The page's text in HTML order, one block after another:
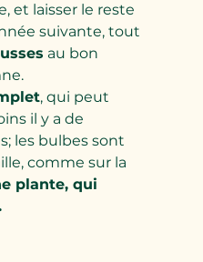
et laisser le reste
suivante, tout
au bon
, qui peut
il y a de
les bulbes sont
comme sur la
plante, qui